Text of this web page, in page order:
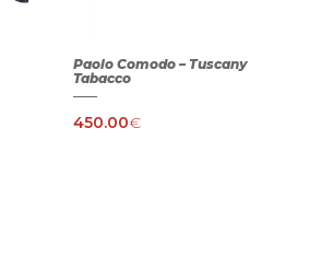
Paolo Comodo – Tuscany
Tabacco
450.00€